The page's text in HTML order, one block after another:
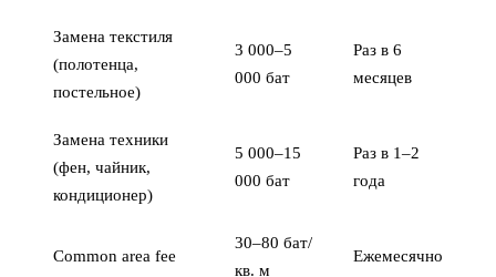
Замена текстиля
(полотенца,
постельное)
3 000–5
000 бат
Раз в 6
месяцев
Замена техники
(фен, чайник,
кондиционер)
5 000–15
000 бат
Раз в 1–2
года
Common area fee
30–80 бат/
кв. м
Ежемесячно